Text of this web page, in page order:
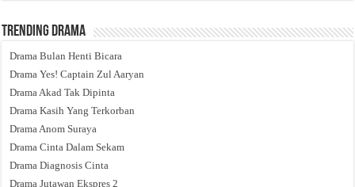
Trending Drama
Drama Bulan Henti Bicara
Drama Yes! Captain Zul Aaryan
Drama Akad Tak Dipinta
Drama Kasih Yang Terkorban
Drama Anom Suraya
Drama Cinta Dalam Sekam
Drama Diagnosis Cinta
Drama Jutawan Ekspres 2